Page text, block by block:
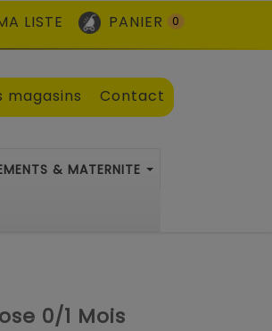
LISTE PANIER 0
magasins Contact
& MATERNITE
0/1 Mois